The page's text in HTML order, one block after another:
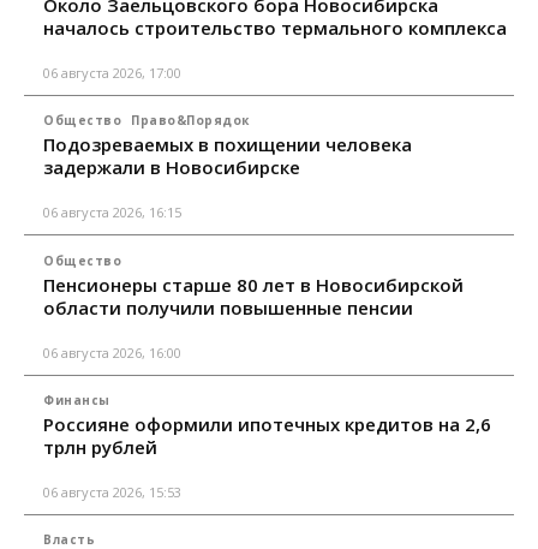
Около Заельцовского бора Новосибирска
началось строительство термального комплекса
06 августа 2026, 17:00
Общество Право&Порядок
Подозреваемых в похищении человека
задержали в Новосибирске
06 августа 2026, 16:15
Общество
Пенсионеры старше 80 лет в Новосибирской
области получили повышенные пенсии
06 августа 2026, 16:00
Финансы
Россияне оформили ипотечных кредитов на 2,6
трлн рублей
06 августа 2026, 15:53
Власть